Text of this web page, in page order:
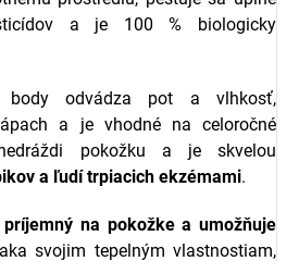
a je 100 % biologicky
body odvádza pot a vlhkosť,
a je vhodné na celoročné
pokožku a je skvelou
a ľudí trpiacich ekzémami.
na pokožke a umožňuje
svojim tepelným vlastnostiam,